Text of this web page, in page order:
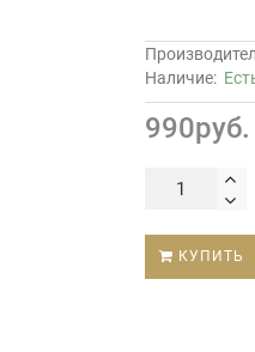
Наличие:
990руб.
КУПИТЬ